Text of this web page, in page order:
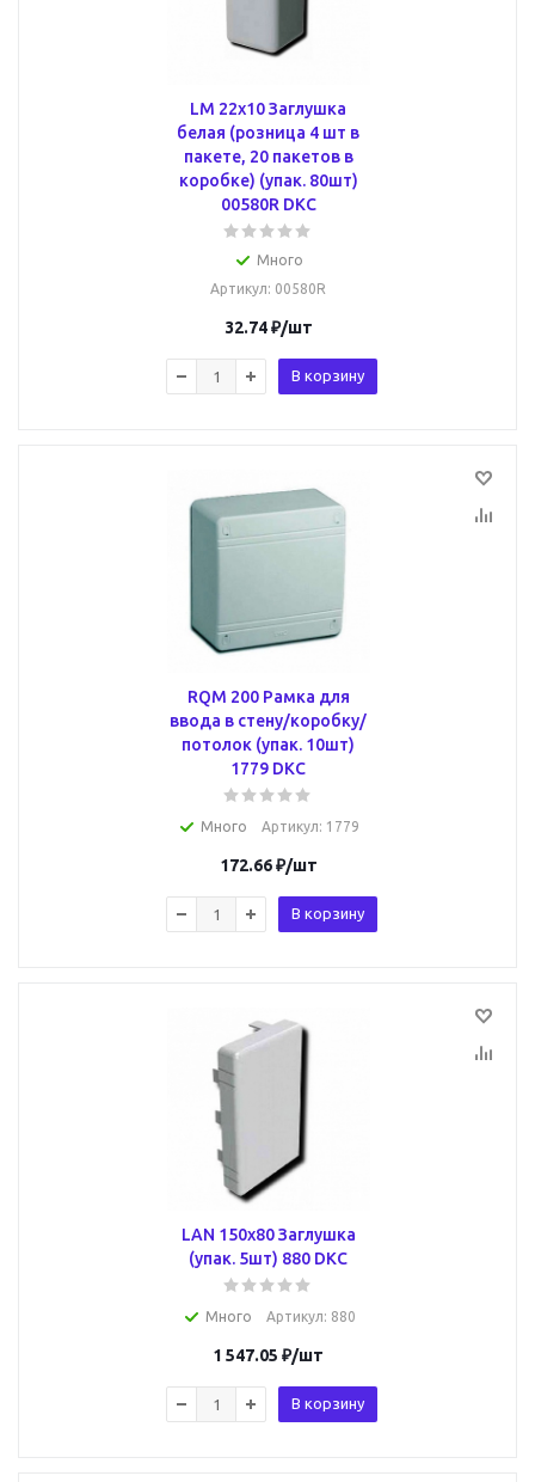
LM 22x10 Заглушка
белая (розница 4 шт в
пакете, 20 пакетов в
коробке) (упак. 80шт)
00580R DKC
Много
Артикул: 00580R
32.74₽/шт
В корзину
RQM 200 Рамка для
ввода в стену/коробку/
потолок (упак. 10шт)
1779 DKC
Много Артикул: 1779
172.66₽/шт
В корзину
LAN 150x80 Заглушка
(упак. 5шт) 880 DKC
Много Артикул: 880
1 547.05 ₽/шт
В корзину